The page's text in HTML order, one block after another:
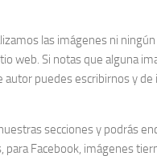
las imágenes ni
web. Si notas que alguna
autor puedes escribirnos y
secciones y podrás
para Facebook, imágenes